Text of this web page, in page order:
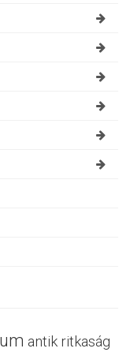
antik ritkaság